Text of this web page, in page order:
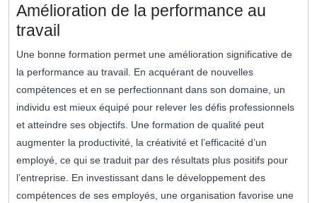
Amélioration de la performance au
travail
Une bonne formation permet une amélioration significative de
la performance au travail. En acquérant de nouvelles
compétences et en se perfectionnant dans son domaine, un
individu est mieux équipé pour relever les défis professionnels
et atteindre ses objectifs. Une formation de qualité peut
augmenter la productivité, la créativité et l’efficacité d’un
employé, ce qui se traduit par des résultats plus positifs pour
l’entreprise. En investissant dans le développement des
compétences de ses employés, une organisation favorise une